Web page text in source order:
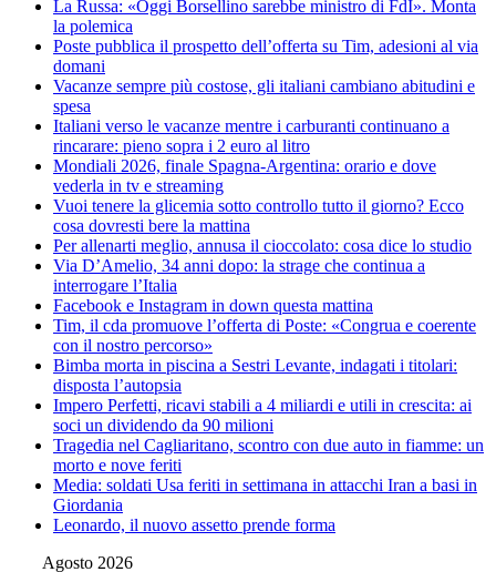
La Russa: «Oggi Borsellino sarebbe ministro di FdI». Monta
la polemica
Poste pubblica il prospetto dell’offerta su Tim, adesioni al via
domani
Vacanze sempre più costose, gli italiani cambiano abitudini e
spesa
Italiani verso le vacanze mentre i carburanti continuano a
rincarare: pieno sopra i 2 euro al litro
Mondiali 2026, finale Spagna-Argentina: orario e dove
vederla in tv e streaming
Vuoi tenere la glicemia sotto controllo tutto il giorno? Ecco
cosa dovresti bere la mattina
Per allenarti meglio, annusa il cioccolato: cosa dice lo studio
Via D’Amelio, 34 anni dopo: la strage che continua a
interrogare l’Italia
Facebook e Instagram in down questa mattina
Tim, il cda promuove l’offerta di Poste: «Congrua e coerente
con il nostro percorso»
Bimba morta in piscina a Sestri Levante, indagati i titolari:
disposta l’autopsia
Impero Perfetti, ricavi stabili a 4 miliardi e utili in crescita: ai
soci un dividendo da 90 milioni
Tragedia nel Cagliaritano, scontro con due auto in fiamme: un
morto e nove feriti
Media: soldati Usa feriti in settimana in attacchi Iran a basi in
Giordania
Leonardo, il nuovo assetto prende forma
Agosto 2026